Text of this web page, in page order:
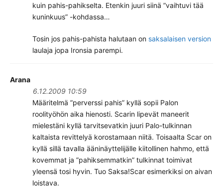
kuin pahis-pahikselta. Etenkin juuri siinä ”vaihtuvi tää
kuninkuus” -kohdassa…
Tosin jos pahis-pahista halutaan on saksalaisen version
laulaja jopa Ironsia parempi.
Arana
6.12.2009 10:59
Määritelmä ”perverssi pahis” kyllä sopii Palon
roolityöhön aika hienosti. Scarin lipevät maneerit
mielestäni kyllä tarvitsevatkin juuri Palo-tulkinnan
kaltaista revittelyä korostamaan niitä. Toisaalta Scar on
kyllä sillä tavalla ääninäyttelijälle kiitollinen hahmo, että
kovemmat ja ”pahiksemmatkin” tulkinnat toimivat
yleensä tosi hyvin. Tuo Saksa!Scar esimerkiksi on aivan
loistava.